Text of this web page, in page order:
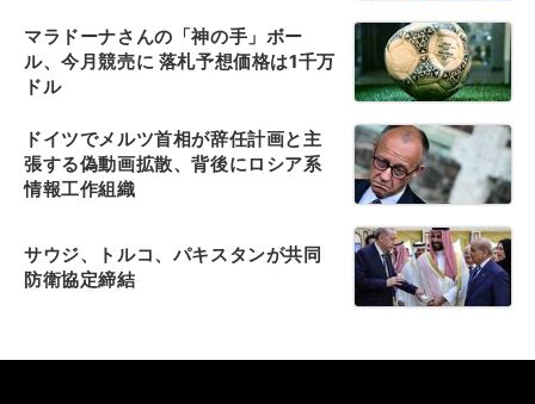
マラドーナさんの「神の手」ボー
ル、今月競売に 落札予想価格は1千万
ドル
ドイツでメルツ首相が辞任計画と主
張する偽動画拡散、背後にロシア系
情報工作組織
サウジ、トルコ、パキスタンが共同
防衛協定締結